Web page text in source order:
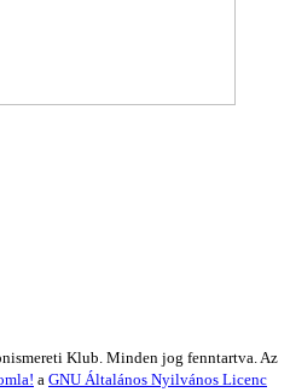
Klub. Minden jog fenntartva. Az
a GNU Általános Nyilvános Licenc